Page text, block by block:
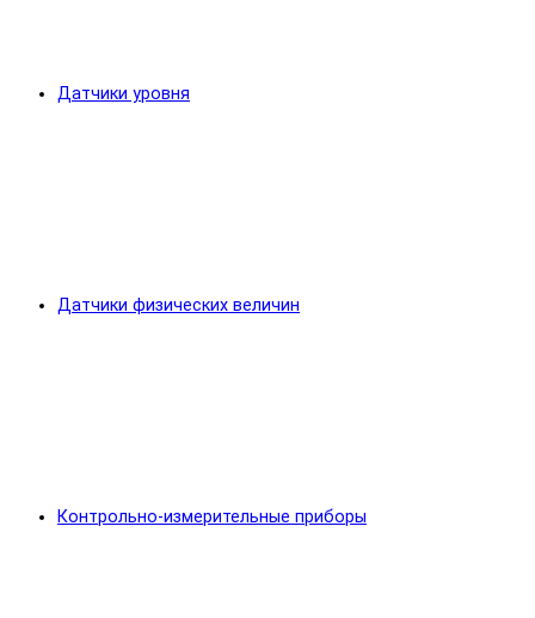
Датчики уровня
Датчики физических величин
Контрольно-измерительные приборы